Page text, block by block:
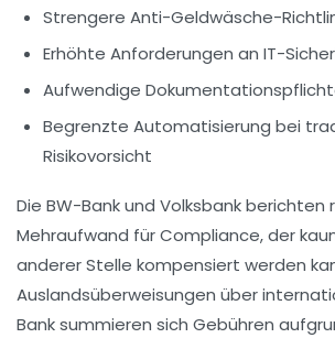
Strengere Anti-Geldwäsche-
Erhöhte Anforderungen an IT-
Aufwendige
Begrenzte Automatisierung bei
Risikovorsicht
Die BW-Bank und Volksbank
Mehraufwand für Compliance, der
anderer Stelle kompensiert werden
Auslandsüberweisungen über
Bank summieren sich Gebühren